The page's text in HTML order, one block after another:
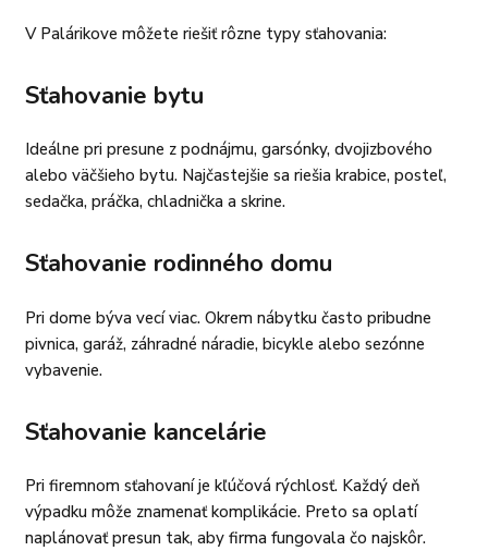
V Palárikove môžete riešiť rôzne typy sťahovania:
Sťahovanie bytu
Ideálne pri presune z podnájmu, garsónky, dvojizbového
alebo väčšieho bytu. Najčastejšie sa riešia krabice, posteľ,
sedačka, práčka, chladnička a skrine.
Sťahovanie rodinného domu
Pri dome býva vecí viac. Okrem nábytku často pribudne
pivnica, garáž, záhradné náradie, bicykle alebo sezónne
vybavenie.
Sťahovanie kancelárie
Pri firemnom sťahovaní je kľúčová rýchlosť. Každý deň
výpadku môže znamenať komplikácie. Preto sa oplatí
naplánovať presun tak, aby firma fungovala čo najskôr.